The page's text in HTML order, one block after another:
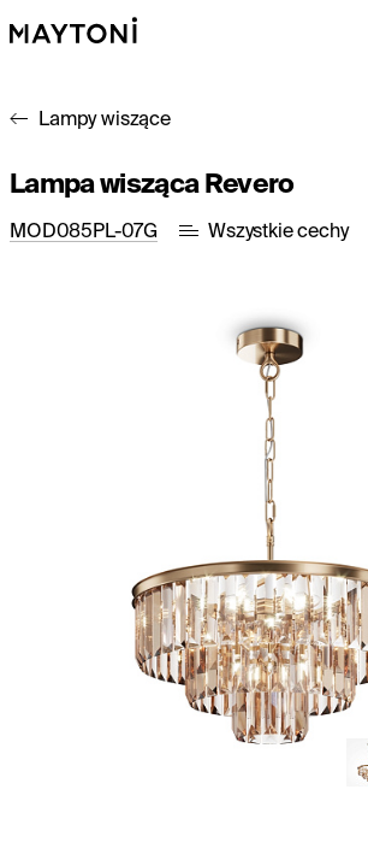
Lampy wiszące
Lampa wisząca Revero
MOD085PL-07G Wszystkie cechy